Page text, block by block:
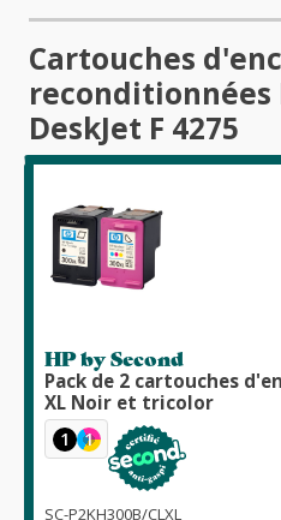
Cartouches
reconditionnées
DeskJet F 4275
HP by Second
Pack de 2 cartouches
XL Noir et tricolor
1 1
SC-P2KH300B/CLXL